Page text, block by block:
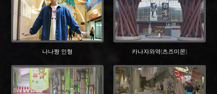
나나짱 인형 카나자와역(츠즈미몬)